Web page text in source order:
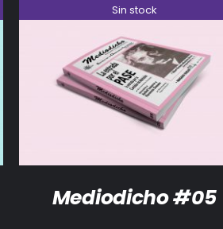
Sin stock
DETALLES
Mediodicho #05